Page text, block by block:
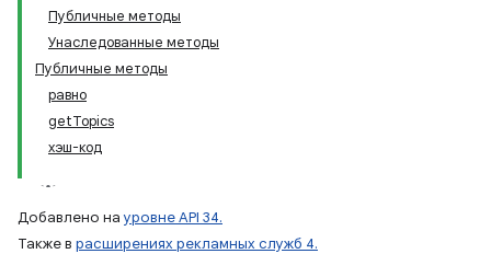
Публичные методы
Унаследованные методы
Публичные методы
равно
getTopics
хэш-код
Добавлено науровне API 34.
Также в расширениях рекламных служб 4.